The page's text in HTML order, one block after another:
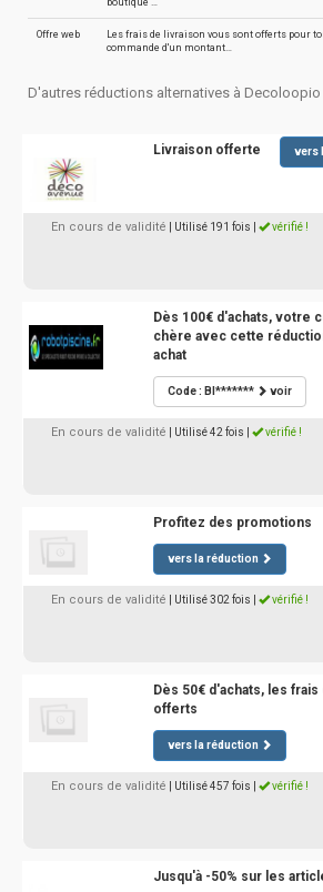
boutique …
Offre web
Les frais de livraison vous sont offerts pour
commande d'un montant…
D'autres réductions alternatives à Decoloopio
Livraison offerte vers
En cours de validité | Utilisé 191 fois vérifié !
Dès 100€ d'achats, votre
chère avec cette
achat
Code : BI******* voir
En cours de validité | Utilisé 42 fois vérifié !
Profitez des promotions
vers la réduction
En cours de validité | Utilisé 302 fois vérifié !
Dès 50€ d'achats, les
offerts
vers la réduction
En cours de validité | Utilisé 457 fois vérifié !
Jusqu'à -50% sur les